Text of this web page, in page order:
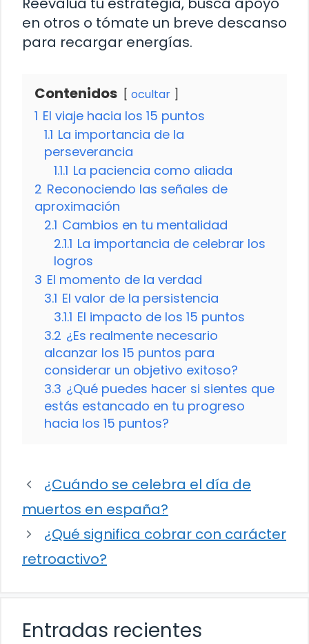
en otros o tómate un breve descanso
para recargar energías.
Contenidos ocultar
1 El viaje hacia los 15 puntos
1.1 La importancia de la
perseverancia
1.1.1 La paciencia como aliada
2 Reconociendo las señales de
aproximación
2.1 Cambios en tu mentalidad
2.1.1 La importancia de celebrar los
logros
3 El momento de la verdad
3.1 El valor de la persistencia
3.1.1 El impacto de los 15 puntos
3.2 ¿Es realmente necesario
alcanzar los 15 puntos para
considerar un objetivo exitoso?
3.3 ¿Qué puedes hacer si sientes que
estás estancado en tu progreso
hacia los 15 puntos?
¿Cuándo se celebra el día de
muertos en españa?
¿Qué significa cobrar con carácter
retroactivo?
Entradas recientes